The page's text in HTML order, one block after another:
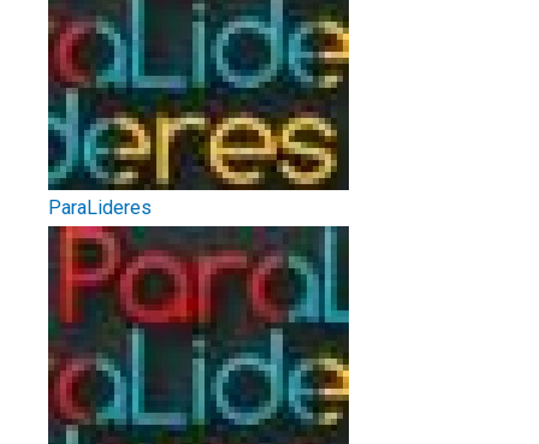
ParaLideres